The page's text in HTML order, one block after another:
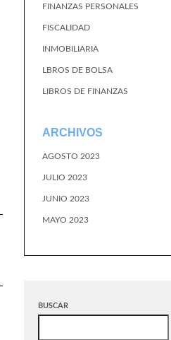
FINANZAS PERSONALES
FISCALIDAD
INMOBILIARIA
LBROS DE BOLSA
LIBROS DE FINANZAS
ARCHIVOS
AGOSTO 2023
JULIO 2023
JUNIO 2023
MAYO 2023
BUSCAR